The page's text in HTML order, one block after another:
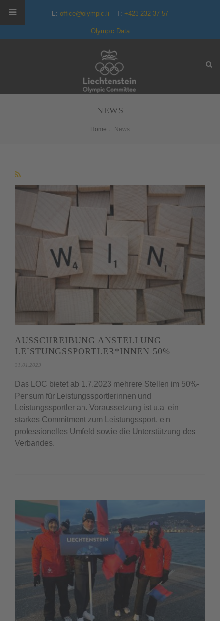
E: office@olympic.li T: +423 232 37 57
Olympic Data
NEWS
Home News
AUSSCHREIBUNG ANSTELLUNG
LEISTUNGSSPORTLER*INNEN 50%
31.01.2023
Das LOC bietet ab 1.7.2023 mehrere Stellen im 50%-
Pensum für Leistungssportlerinnen und
Leistungssportler an. Voraussetzung ist u.a. ein
starkes Commitment zum Leistungssport, ein
professionelles Umfeld sowie die Unterstützung des
Verbandes.